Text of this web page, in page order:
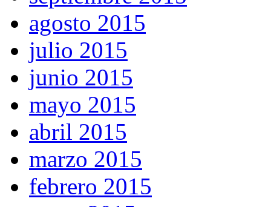
agosto 2015
julio 2015
junio 2015
mayo 2015
abril 2015
marzo 2015
febrero 2015